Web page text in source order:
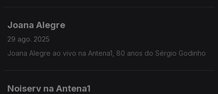
Joana Alegre
29 ago. 2025
Joana Alegre ao vivo na Antena1, 80 anos do Sérgio Godinho
Noiserv na Antena1